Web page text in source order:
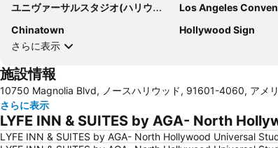
ユニヴァーサルスタジオ(ハリウッド)
Los Angeles
Chinatown
Hollywood Sign
さらに表示
施設情報
10750 Magnolia Blvd, ノースハリウッド, 91601-4060, アメ
さらに表示
LYFE INN & SUITES by AGA- North
LYFE INN & SUITES by AGA- North Hollywood Universal